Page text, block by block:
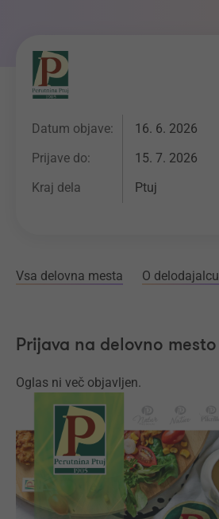
Datum objave:
16. 6. 2026
Prijave do:
15. 7. 2026
Kraj dela
Ptuj
Vsa delovna mesta O delodajalcu
Prijava na delovno mesto
Oglas ni več objavljen.